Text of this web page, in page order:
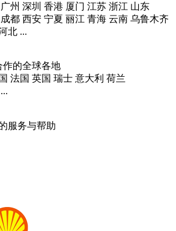
广州 深圳 香港 厦门 江苏 浙江 山东
成都 西安 宁夏 丽江 青海 云南 乌鲁木齐
北 ...
作的全球各地
法国 英国 瑞士 意大利 荷兰
...
服务与帮助